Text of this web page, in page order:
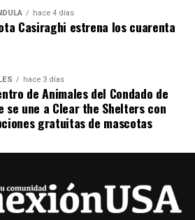
hace 4 días
Casiraghi estrena los cuarenta
hace 3 días
de Animales del Condado de
se une a Clear the Shelters con
gratuitas de mascotas